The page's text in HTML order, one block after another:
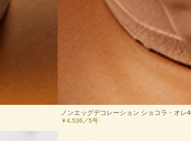
ノンエッグデコレーション ショコラ・オレ
￥4,536／5号